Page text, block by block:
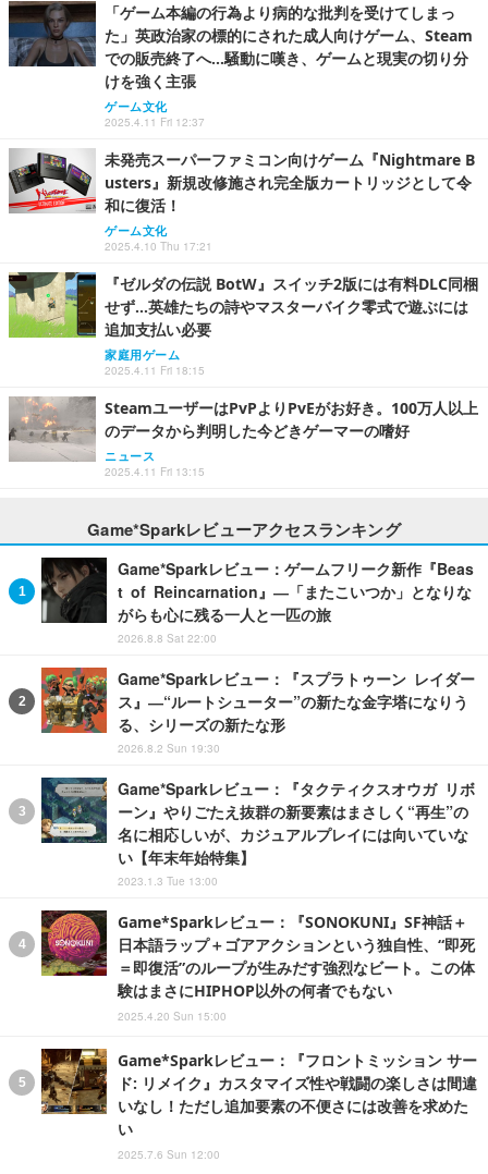
「ゲーム本編の行為より病的な批判を受けてしまっ
た」英政治家の標的にされた成人向けゲーム、Steam
での販売終了へ…騒動に嘆き、ゲームと現実の切り分
けを強く主張
ゲーム文化
2025.4.11 Fri 12:37
未発売スーパーファミコン向けゲーム『Nightmare B
usters』新規改修施され完全版カートリッジとして令
和に復活！
ゲーム文化
2025.4.10 Thu 17:21
『ゼルダの伝説 BotW』スイッチ2版には有料DLC同梱
せず…英雄たちの詩やマスターバイク零式で遊ぶには
追加支払い必要
家庭用ゲーム
2025.4.11 Fri 18:15
SteamユーザーはPvPよりPvEがお好き。100万人以上
のデータから判明した今どきゲーマーの嗜好
ニュース
2025.4.11 Fri 13:15
Game*Sparkレビューアクセスランキング
Game*Sparkレビュー：ゲームフリーク新作『Beas
t of Reincarnation』―「またこいつか」となりな
がらも心に残る一人と一匹の旅
2026.8.8 Sat 22:00
Game*Sparkレビュー：『スプラトゥーン レイダー
ス』―“ルートシューター”の新たな金字塔になりう
る、シリーズの新たな形
2026.8.2 Sun 19:30
Game*Sparkレビュー：『タクティクスオウガ リボ
ーン』やりごたえ抜群の新要素はまさしく“再生”の
名に相応しいが、カジュアルプレイには向いていな
い【年末年始特集】
2023.1.3 Tue 13:00
Game*Sparkレビュー：『SONOKUNI』SF神話＋
日本語ラップ＋ゴアアクションという独自性、“即死
＝即復活”のループが生みだす強烈なビート。この体
験はまさにHIPHOP以外の何者でもない
2025.4.20 Sun 15:00
Game*Sparkレビュー：『フロントミッション サー
ド: リメイク』カスタマイズ性や戦闘の楽しさは間違
いなし！ただし追加要素の不便さには改善を求めた
い
2025.7.6 Sun 12:00